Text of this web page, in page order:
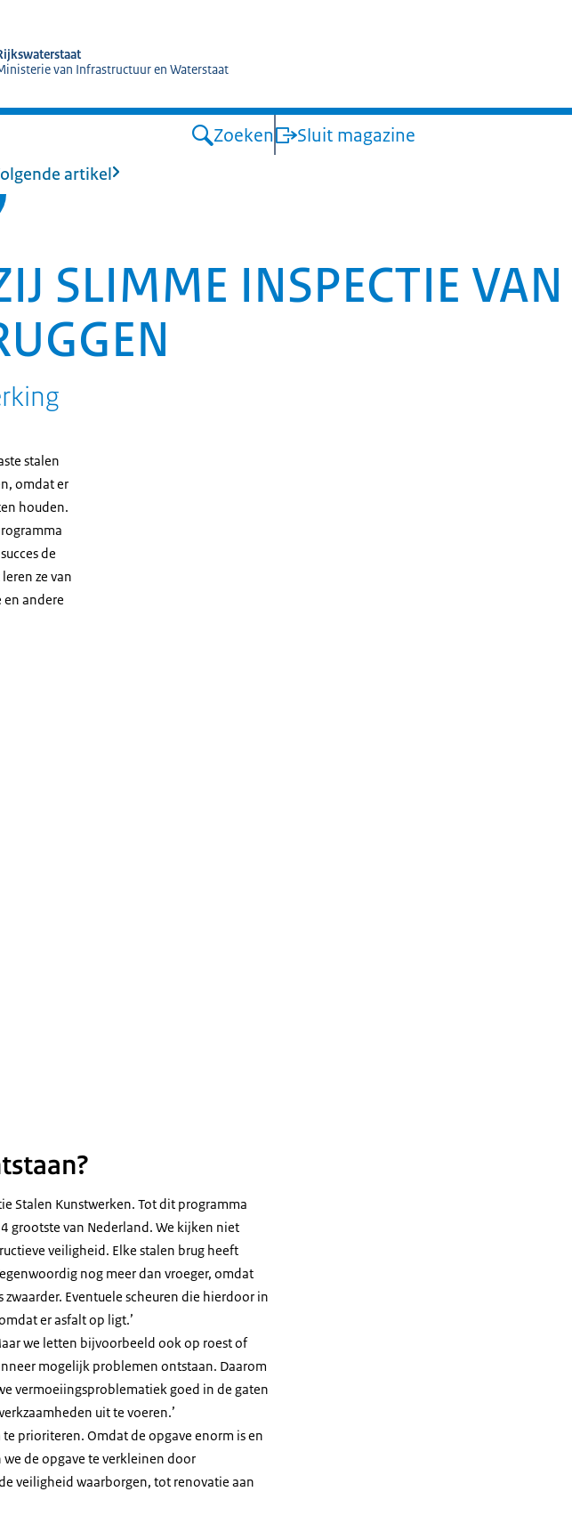
van Infrastructuur en Waterstaat
Zoeken Sluit magazine
artikel
SLIMME INSPECTIE VAN
stalen
omdat er
houden.
de
ze van
en andere
Stalen Kunstwerken. Tot dit programma
grootste van Nederland. We kijken niet
veiligheid. Elke stalen brug heeft
nog meer dan vroeger, omdat
Eventuele scheuren die hierdoor in
er asfalt op ligt.’
we letten bijvoorbeeld ook op roest of
mogelijk problemen ontstaan. Daarom
vermoeiingsproblematiek goed in de gaten
uit te voeren.’
prioriteren. Omdat de opgave enorm is en
de opgave te verkleinen door
veiligheid waarborgen, tot renovatie aan